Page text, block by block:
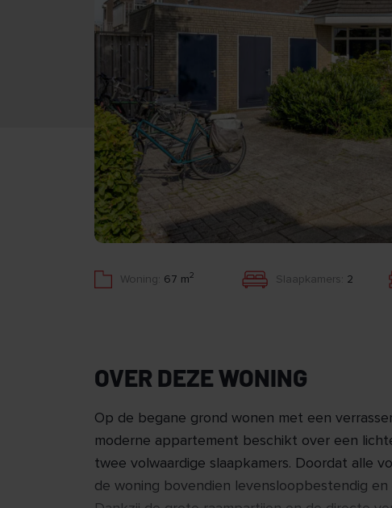
Woning: 67 m2 Slaapkamers: 2
OVER DEZE WONING
Op de begane grond wonen met een
moderne appartement beschikt over een
twee volwaardige slaapkamers. Doordat alle
de woning bovendien levensloopbestendig